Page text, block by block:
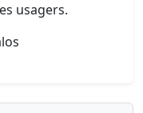
usagers.